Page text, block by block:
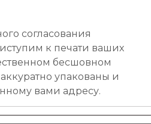
согласования
к печати ваших
бесшовном
упакованы и
вами адресу.